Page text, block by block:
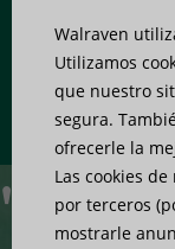
"How
Walraven
Utilizamos
que nuestro
segura.
ofrecerle la
Las cookies
por terceros
mostrarle